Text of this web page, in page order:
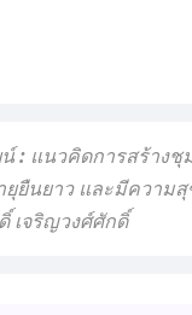
: แนวคิดการสร้างชุ
ยุยืนยาว และมีความ
เจริญวงศ์ศักดิ์